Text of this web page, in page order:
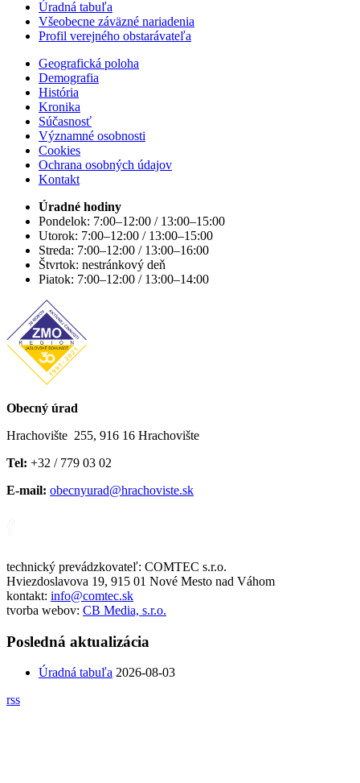
Úradná tabuľa
Všeobecne záväzné nariadenia
Profil verejného obstarávateľa
Geografická poloha
Demografia
História
Kronika
Súčasnosť
Významné osobnosti
Cookies
Ochrana osobných údajov
Kontakt
Úradné hodiny
Pondelok: 7:00–12:00 / 13:00–15:00
Utorok: 7:00–12:00 / 13:00–15:00
Streda: 7:00–12:00 / 13:00–16:00
Štvrtok: nestránkový deň
Piatok: 7:00–12:00 / 13:00–14:00
Obecný úrad
Hrachovište 255, 916 16 Hrachovište
Tel: +32 / 779 03 02
E-mail: obecnyurad@hrachoviste.sk
technický prevádzkovateľ: COMTEC s.r.o.
Hviezdoslavova 19, 915 01 Nové Mesto nad Váhom
kontakt: info@comtec.sk
tvorba webov: CB Media, s.r.o.
Posledná aktualizácia
Úradná tabuľa 2026-08-03
rss